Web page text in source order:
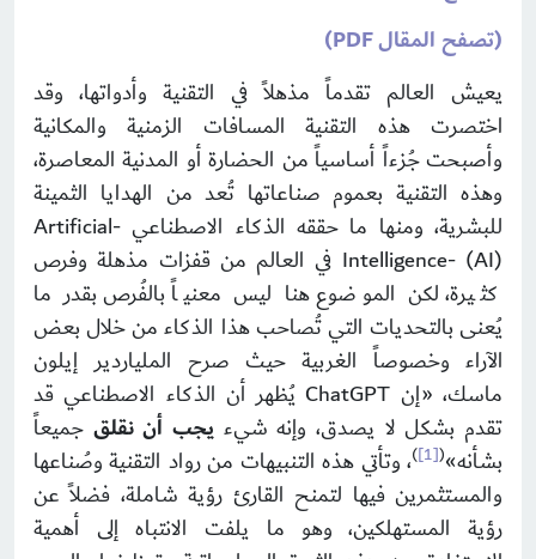
(تصفح المقال PDF)
يعيش العالم تقدماً مذهلاً في التقنية وأدواتها، وقد
اختصرت هذه التقنية المسافات الزمنية والمكانية
وأصبحت جُزءاً أساسياً من الحضارة أو المدنية المعاصرة،
وهذه التقنية بعموم صناعاتها تُعد من الهدايا الثمينة
للبشرية، ومنها ما حققه الذكاء الاصطناعي -Artificial
Intelligence- (AI) في العالم من قفزات مذهلة وفرص
كثيرة، لكن الموضوع هنا ليس معنياً بالفُرص بقدر ما
يُعنى بالتحديات التي تُصاحب هذا الذكاء من خلال بعض
الآراء وخصوصاً الغربية حيث صرح الملياردير إيلون
ماسك، «إن ChatGPT يُظهر أن الذكاء الاصطناعي قد
تقدم بشكل لا يصدق، وإنه شيء يجب أن نقلق جميعاً
بشأنه»(
[1]
)، وتأتي هذه التنبيهات من رواد التقنية وصُناعها
والمستثمرين فيها لتمنح القارئ رؤية شاملة، فضلاً عن
رؤية المستهلكين، وهو ما يلفت الانتباه إلى أهمية